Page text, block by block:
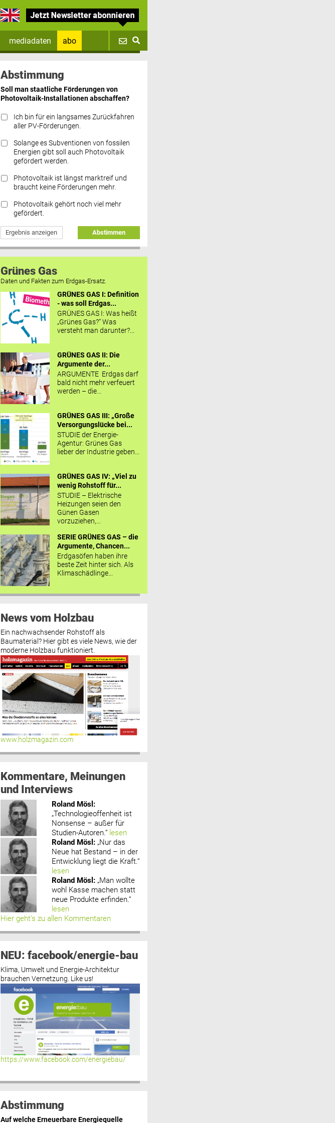
mediadaten
abo
Datenschutz FAQs
Abstimmung
Soll man staatliche Förderungen von
Photovoltaik-Installationen abschaffen?
Ich bin für ein langsames Zurückfahren
aller PV-Förderungen.
Solange es Subventionen von fossilen
Energien gibt soll auch Photovoltaik
gefördert werden.
Photovoltaik ist längst marktreif und
braucht keine Förderungen mehr.
Photovoltaik gehört noch viel mehr
gefördert.
Ergebnis anzeigen Abstimmen
Grünes Gas
Daten und Fakten zum Erdgas-Ersatz.
GRÜNES GAS I: Definition
- was soll Erdgas...
GRÜNES GAS I: Was heißt
„Grünes Gas?“ Was
versteht man darunter?...
GRÜNES GAS II: Die
Argumente der...
ARGUMENTE Erdgas darf
bald nicht mehr verfeuert
werden – die...
GRÜNES GAS III: „Große
Versorgungslücke bei...
STUDIE der Energie-
Agentur: Grünes Gas
lieber der Industrie geben...
GRÜNES GAS IV: „Viel zu
wenig Rohstoff für...
STUDIE – Elektrische
Heizungen seien den
Günen Gasen
vorzuziehen,...
SERIE GRÜNES GAS – die
Argumente, Chancen...
Erdgasöfen haben ihre
beste Zeit hinter sich. Als
Klimaschädlinge...
News vom Holzbau
Ein nachwachsender Rohstoff als
Baumaterial? Hier gibt es viele News, wie der
moderne Holzbau funktioniert.
www.holzmagazin.com
Kommentare, Meinungen
und Interviews
Roland Mösl :
„Technologieoffenheit ist
Nonsense – außer für
Studien-Autoren.“ lesen
Roland Mösl : „Nur das
Neue hat Bestand – in der
Entwicklung liegt die Kraft.“
lesen
Roland Mösl : „Man wollte
wohl Kasse machen statt
neue Produkte erfinden.“
lesen
Hier geht’s zu allen Kommentaren
NEU: facebook/energie-bau
Klima, Umwelt und Energie-Architektur
brauchen Vernetzung. Like us!
https://www.facebook.com/energiebau/
Abstimmung
Auf welche Erneuerbare Energiequelle